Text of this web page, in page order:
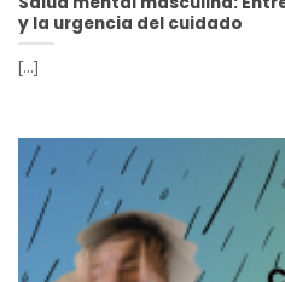
y la urgencia del cuidado
[...]